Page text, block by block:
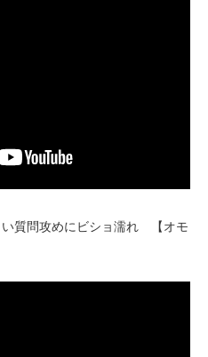
質問攻めにビショ濡れ 【オモ